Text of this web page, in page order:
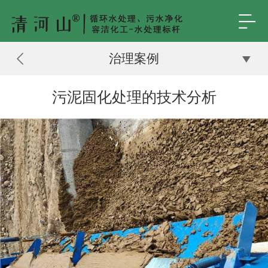
治理案例
污泥固化处理的技术分析